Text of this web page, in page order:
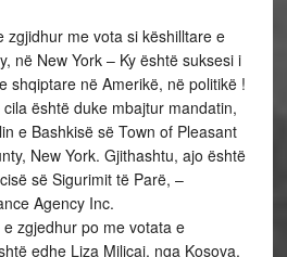
zgjidhur me vota si këshilltare e
në New York – Ky është suksesi i
shqiptare në Amerikë, në politikë !
është duke mbajtur mandatin,
e Bashkisë së Town of Pleasant
New York. Gjithashtu, ajo është
së Sigurimit të Parë, –
Agency Inc.
zgjedhur po me votata e
edhe Liza Milicaj, nga Kosova,